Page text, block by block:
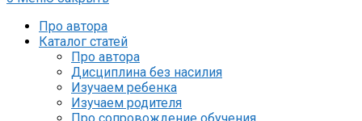
Про автора
Каталог статей
Про автора
Дисциплина без насилия
Изучаем ребенка
Изучаем родителя